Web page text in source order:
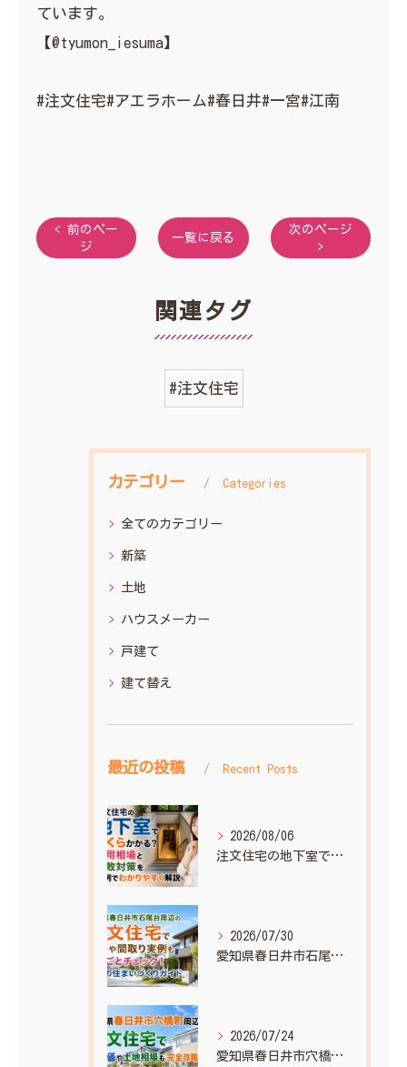
ています。
【@tyumon_iesuma】
#注文住宅#アエラホーム#春日井#一宮#江南
< 前のペー
ジ
一覧に戻る
次のページ
>
関連タグ
#注文住宅
カテゴリー Categories
全てのカテゴリー
新築
土地
ハウスメーカー
戸建て
建て替え
最近の投稿 Recent Posts
2026/08/06
注文住宅の地下室でいくらかかる？費用相場と失敗対策を実例でわかりやすく解説
2026/07/30
愛知県春日井市石尾台周辺の注文住宅で相場や間取り実例もまるごとチェック！理想の住まいづくりガイド
2026/07/24
愛知県春日井市穴橋町周辺の注文住宅で坪単価や土地相場も完全攻略！理想をカタチにするとっておきガイド